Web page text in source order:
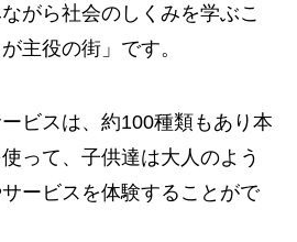
がら社会のしくみを学ぶこ
主役の街」です。
ビスは、約100種類もあり本
って、子供達は大人のよう
ービスを体験することがで